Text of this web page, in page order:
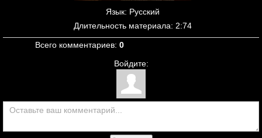
Язык: Русский
Длительность материала: 2:74
Всего комментариев: 0
Войдите: